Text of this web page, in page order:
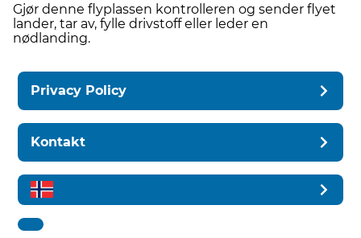
Gjør denne flyplassen kontrolleren og sender flyet
lander, tar av, fylle drivstoff eller leder en
nødlanding.
Privacy Policy
Kontakt